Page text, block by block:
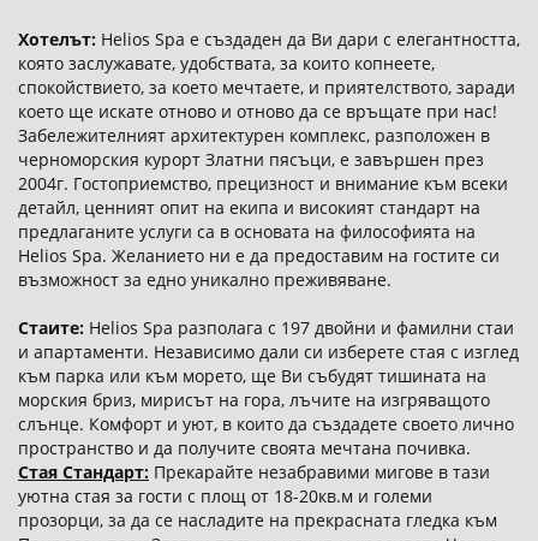
Хотелът: Helios Spa е създаден да Ви дари с елегантността,
която заслужавате, удобствата, за които копнеете,
спокойствието, за което мечтаете, и приятелството, заради
което ще искате отново и отново да се връщате при нас!
Забележителният архитектурен комплекс, разположен в
черноморския курорт Златни пясъци, е завършен през
2004г. Гостоприемство, прецизност и внимание към всеки
детайл, ценният опит на екипа и високият стандарт на
предлаганите услуги са в основата на философията на
Helios Spa. Желанието ни е да предоставим на гостите си
възможност за едно уникално преживяване.
Стаите: Helios Spa разполага с 197 двойни и фамилни стаи
и апартаменти. Независимо дали си изберете стая с изглед
към парка или към морето, ще Ви събудят тишината на
морския бриз, мирисът на гора, лъчите на изгряващото
слънце. Комфорт и уют, в които да създадете своето лично
пространство и да получите своята мечтана почивка.
Стая Стандарт: Прекарайте незабравими мигове в тази
уютна стая за гости с площ от 18-20кв.м и големи
прозорци, за да се насладите на прекрасната гледка към